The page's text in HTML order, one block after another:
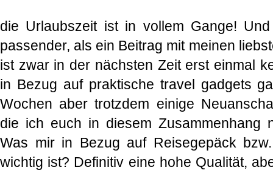
die Urlaubszeit ist in vollem Gange!
passender, als ein Beitrag mit meinen
ist zwar in der nächsten Zeit erst einmal
in Bezug auf praktische travel gadgets
Wochen aber trotzdem einige
die ich euch in diesem Zusammenhang
Was mir in Bezug auf Reisegepäck
wichtig ist? Definitiv eine hohe Qualität,